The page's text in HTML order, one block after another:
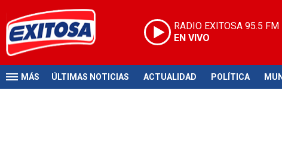
RADIO EXITOSA 95.5 FM
EN VIVO
MÁS ÚLTIMAS NOTICIAS ACTUALIDAD POLÍTICA